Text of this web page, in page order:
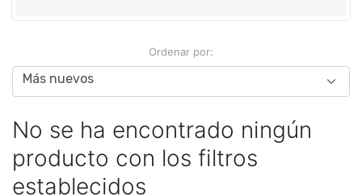
Ordenar por:
No se ha encontrado ningún
producto con los filtros
establecidos